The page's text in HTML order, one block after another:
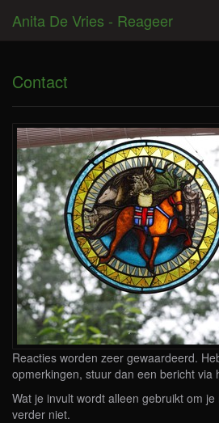
Anita De Vries - Reageer
Contact
Reacties worden zeer gewaardeerd.
opmerkingen, stuur dan een bericht via
Wat je invult wordt alleen gebruikt om
verder niet.